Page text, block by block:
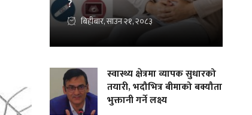
?
बिहीबार, साउन २१, २०८३
स्वास्थ्य क्षेत्रमा व्यापक सुधारको
तयारी, भदौभित्र बीमाको बक्यौता
भुक्तानी गर्ने लक्ष्य